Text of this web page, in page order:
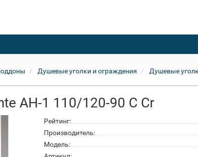
Душевые уголки и ограждения Душевые
AH-1 110/120-90 C Cr
Рейтинг:
Производитель:
Модель: